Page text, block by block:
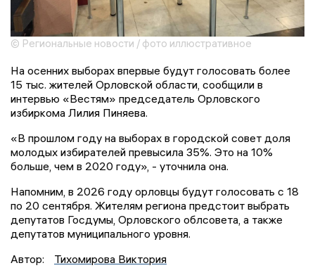
© Региональные новости / фото иллюстративное
На осенних выборах впервые будут голосовать более
15 тыс. жителей Орловской области, сообщили в
интервью «Вестям» председатель Орловского
избиркома Лилия Пиняева.
«В прошлом году на выборах в городской совет доля
молодых избирателей превысила 35%. Это на 10%
больше, чем в 2020 году», - уточнила она.
Напомним, в 2026 году орловцы будут голосовать с 18
по 20 сентября. Жителям региона предстоит выбрать
депутатов Госдумы, Орловского облсовета, а также
депутатов муниципального уровня.
Автор:
Тихомирова Виктория